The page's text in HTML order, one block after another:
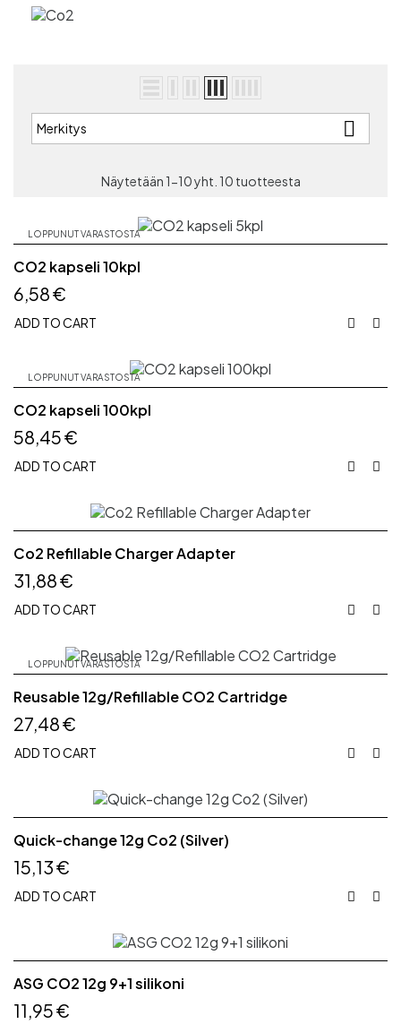
Merkitys 
Näytetään 1-10 yht. 10 tuotteesta
LOPPUNUT VARASTOSTA
CO2 kapseli 10kpl
6,58 €
ADD TO CART  
LOPPUNUT VARASTOSTA
CO2 kapseli 100kpl
58,45 €
ADD TO CART  
Co2 Refillable Charger Adapter
31,88 €
ADD TO CART  
LOPPUNUT VARASTOSTA
Reusable 12g/Refillable CO2 Cartridge
27,48 €
ADD TO CART  
Quick-change 12g Co2 (Silver)
15,13 €
ADD TO CART  
ASG CO2 12g 9+1 silikoni
11,95 €